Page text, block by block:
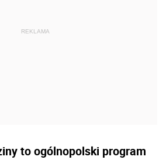
to ogólnopolski program